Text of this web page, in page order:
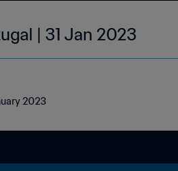
| 31 Jan 2023
2023